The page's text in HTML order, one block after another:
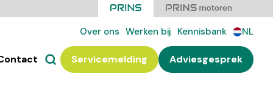
Over ons Werken bij Kennisbank NL
Servicemelding Adviesgesprek